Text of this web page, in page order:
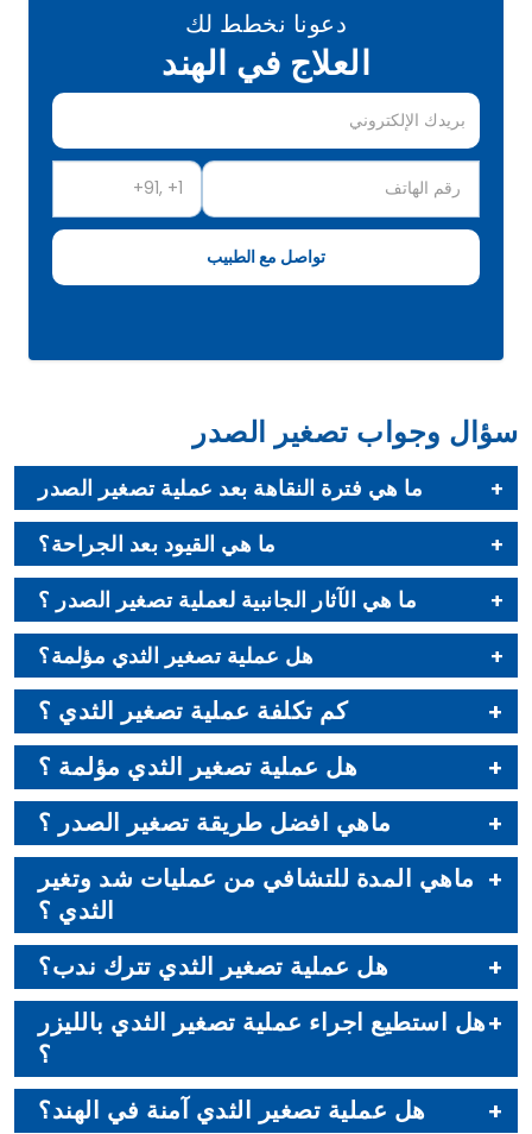
دعونا نخطط لك
العلاج في الهند
سؤال وجواب تصغير الصدر
ما هي فترة النقاهة بعد عملية تصغير الصدر
ما هي القيود بعد الجراحة؟
ما هي الآثار الجانبية لعملية تصغير الصدر ؟
هل عملية تصغير الثدي مؤلمة؟
كم تكلفة عملية تصغير الثدي ؟
هل عملية تصغير الثدي مؤلمة ؟
ماهي افضل طريقة تصغير الصدر ؟
ماهي المدة للتشافي من عمليات شد وتغير
الثدي ؟
هل عملية تصغير الثدي تترك ندب؟
هل استطيع اجراء عملية تصغير الثدي بالليزر
؟
هل عملية تصغير الثدي آمنة في الهند؟